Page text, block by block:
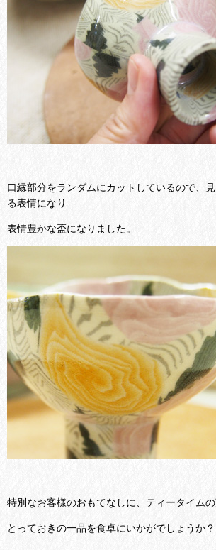
口縁部分をランダムにカットしているので、
る表情になり
表情豊かな盃になりました。
特別なお客様のおもてなしに、ティータイム
とっておきの一品を食卓にいかがでしょうか？